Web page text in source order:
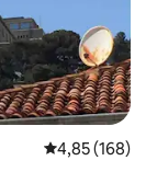
Середня
4,85 (168)